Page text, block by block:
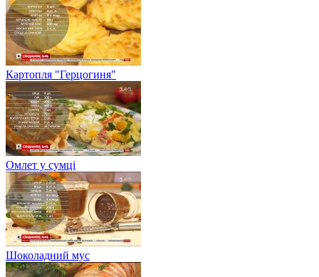
Картопля "Герцогиня"
Омлет у сумці
Шоколадний мус